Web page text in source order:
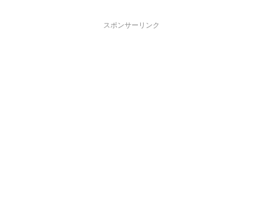
スポンサーリンク